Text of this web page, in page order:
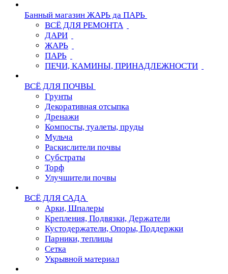
Банный магазин ЖАРЬ да ПАРЬ
ВСЁ ДЛЯ РЕМОНТА
ДАРИ
ЖАРЬ
ПАРЬ
ПЕЧИ, КАМИНЫ, ПРИНАДЛЕЖНОСТИ
ВСЁ ДЛЯ ПОЧВЫ
Грунты
Декоративная отсыпка
Дренажи
Компосты, туалеты, пруды
Мульча
Раскислители почвы
Субстраты
Торф
Улучшители почвы
ВСЁ ДЛЯ САДА
Арки, Шпалеры
Крепления, Подвязки, Держатели
Кустодержатели, Опоры, Поддержки
Парники, теплицы
Сетка
Укрывной материал